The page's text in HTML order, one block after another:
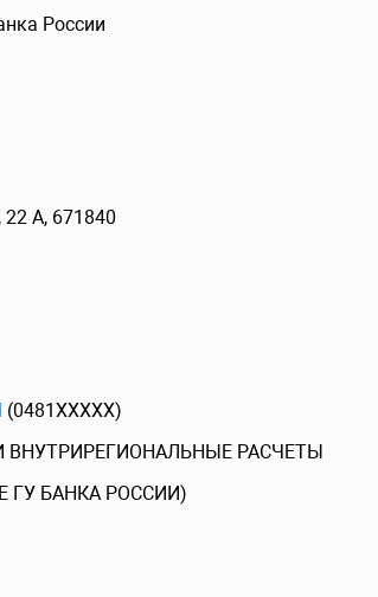
России
А, 671840
(0481XXXXX)
РАСЧЕТЫ
ГУ БАНКА РОССИИ)